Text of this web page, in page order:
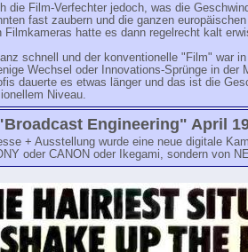
die Film-Verfechter jedoch, was die
fast zaubern und die ganzen
Filmkameras hatte es dann regelrecht kalt
schnell und der konventionelle "Film" war
Wechsel oder Innovations-Sprünge in der
dauerte es etwas länger und das ist die
Niveau.
Engineering" April
+ Ausstellung wurde eine neue digitale
oder CANON oder Ikegami, sondern von